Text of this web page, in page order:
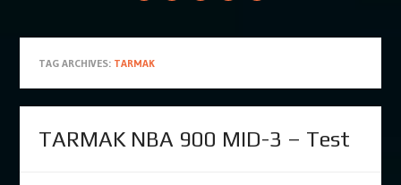
TAG ARCHIVES: TARMAK
TARMAK NBA 900 MID-3 – Test